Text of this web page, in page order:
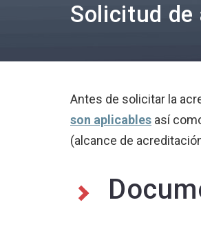
Solicitud de
Antes de solicitar la
son aplicables así
(alcance de